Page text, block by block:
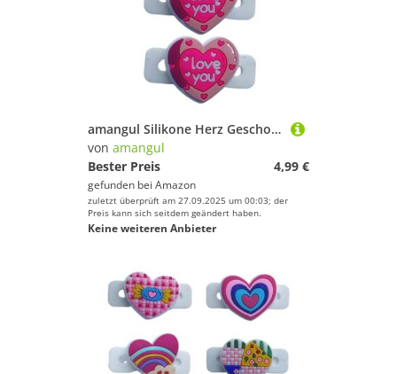
amangul Silikone Herz Geschockte Absorberschwingungen Dämpfung Modische Tennis Dämpfung Für Tennisschläger Professionelle Vibrationskontrolle
von amangul
Bester Preis
4,99 €
gefunden bei Amazon
zuletzt überprüft am 27.09.2025 um 00:03; der
Preis kann sich seitdem geändert haben.
Keine weiteren Anbieter